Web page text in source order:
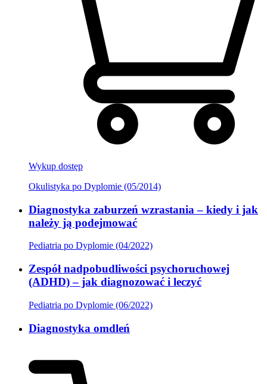
Wykup dostęp
Okulistyka po Dyplomie (05/2014)
Diagnostyka zaburzeń wzrastania – kiedy i jak
należy ją podejmować
Pediatria po Dyplomie (04/2022)
Zespół nadpobudliwości psychoruchowej
(ADHD) – jak diagnozować i leczyć
Pediatria po Dyplomie (06/2022)
Diagnostyka omdleń